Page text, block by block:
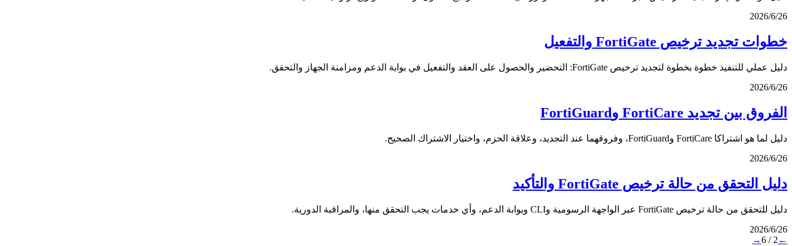
26‏/6‏/2026
خطوات تجديد ترخيص FortiGate والتفعيل
دليل عملي للتنفيذ خطوة بخطوة لتجديد ترخيص FortiGate: التحضير والحصول على العقد والتفعيل في بوابة الدعم ومزامنة الجهاز والتحقق.
26‏/6‏/2026
الفروق بين تجديد FortiCare وFortiGuard
دليل لما هو اشتراكا FortiCare وFortiGuard، وفروقهما عند التجديد، وعلاقة الحزم، واختيار الاشتراك الصحيح.
26‏/6‏/2026
دليل التحقق من حالة ترخيص FortiGate والتأكيد
دليل للتحقق من حالة ترخيص FortiGate عبر الواجهة الرسومية وCLI وبوابة الدعم، وأي خدمات يجب التحقق منها، والمراقبة الدورية.
26‏/6‏/2026
←
2
/
6
→